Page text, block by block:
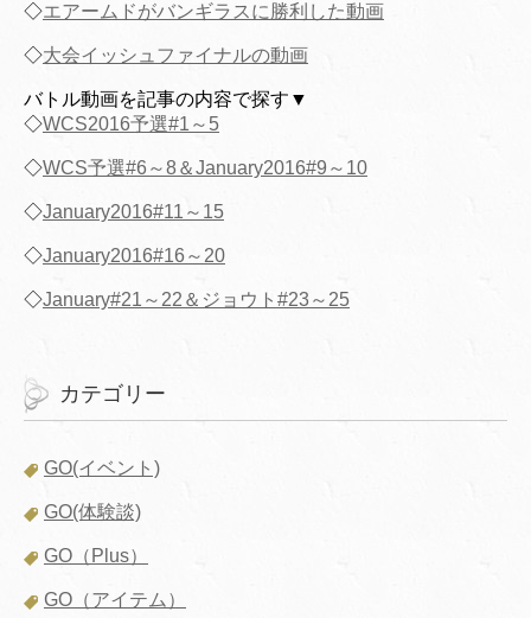
◇エアームドがバンギラスに勝利した動画
◇大会イッシュファイナルの動画
バトル動画を記事の内容で探す▼
◇WCS2016予選#1～5
◇WCS予選#6～8＆January2016#9～10
◇January2016#11～15
◇January2016#16～20
◇January#21～22＆ジョウト#23～25
カテゴリー
GO(イベント)
GO(体験談)
GO（Plus）
GO（アイテム）